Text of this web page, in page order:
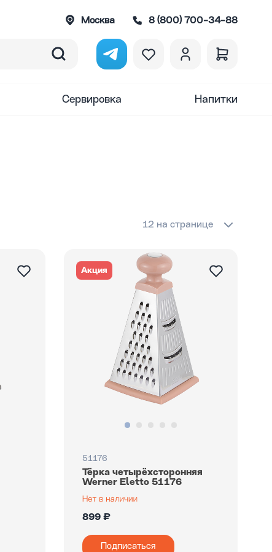
Москва 8 (800) 700-34-88
Сервировка Напитки
12 на странице
Акция
51176
Тёрка четырёхсторонняя
Werner Eletto 51176
899 ₽
Подписаться